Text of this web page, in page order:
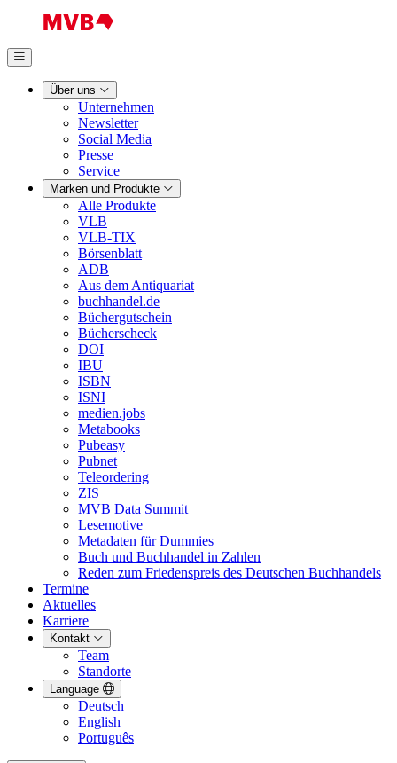
Über uns
Unternehmen
Newsletter
Social Media
Presse
Service
Marken und Produkte
Alle Produkte
VLB
VLB-TIX
Börsenblatt
ADB
Aus dem Antiquariat
buchhandel.de
Büchergutschein
Bücherscheck
DOI
IBU
ISBN
ISNI
medien.jobs
Metabooks
Pubeasy
Pubnet
Teleordering
ZIS
MVB Data Summit
Lesemotive
Metadaten für Dummies
Buch und Buchhandel in Zahlen
Reden zum Friedenspreis des Deutschen Buchhandels
Termine
Aktuelles
Karriere
Kontakt
Team
Standorte
Language
Deutsch
English
Português